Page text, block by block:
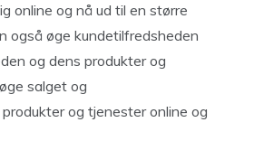
online og nå ud til en større
også øge kundetilfredsheden
og dens produkter og
salget og
og tjenester online og